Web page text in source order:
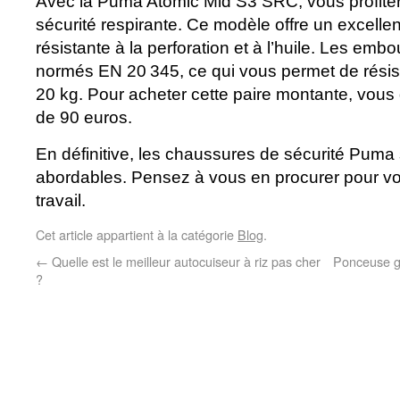
sécurité respirante. Ce modèle offre un
résistante à la perforation et à l’huile. Les
normés EN 20 345, ce qui vous permet de
20 kg. Pour acheter cette paire montante,
de 90 euros.
En définitive, les chaussures de sécurité
abordables. Pensez à vous en procurer pour
travail.
Cet article appartient à la catégorie Blog.
← Quelle est le meilleur autocuiseur à riz pas cher
?
Ponceuse